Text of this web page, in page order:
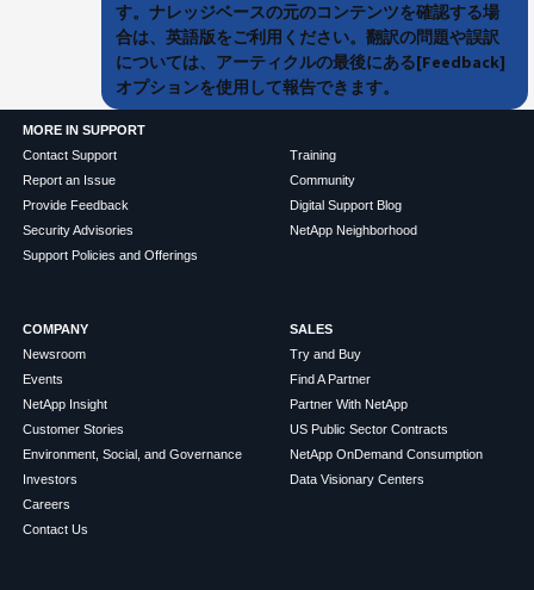
す。ナレッジベースの元のコンテンツを確認する場
合は、英語版をご利用ください。翻訳の問題や誤訳
については、アーティクルの最後にある[Feedback]
オプションを使用して報告できます。
MORE IN SUPPORT
Contact Support
Report an Issue
Provide Feedback
Security Advisories
Support Policies and Offerings
Training
Community
Digital Support Blog
NetApp Neighborhood
COMPANY
Newsroom
Events
NetApp Insight
Customer Stories
Environment, Social, and Governance
Investors
Careers
Contact Us
SALES
Try and Buy
Find A Partner
Partner With NetApp
US Public Sector Contracts
NetApp OnDemand Consumption
Data Visionary Centers